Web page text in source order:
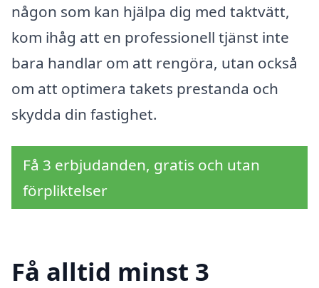
någon som kan hjälpa dig med taktvätt,
kom ihåg att en professionell tjänst inte
bara handlar om att rengöra, utan också
om att optimera takets prestanda och
skydda din fastighet.
Få 3 erbjudanden, gratis och utan
förpliktelser
Få alltid minst 3